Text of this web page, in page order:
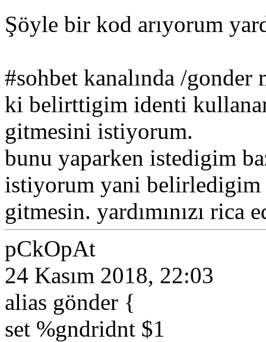
Şöyle bir kod arıyorum
#sohbet kanalında /gonder
ki belirttigim identi
gitmesini istiyorum.
bunu yaparken istedigim
istiyorum yani belirledigim
gitmesin. yardımınızı rica
pCkOpAt
24 Kasım 2018, 22:03
alias gönder {
set %gndridnt $1